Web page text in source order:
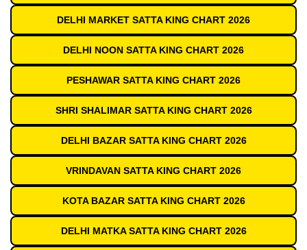
DELHI MARKET SATTA KING CHART 2026
DELHI NOON SATTA KING CHART 2026
PESHAWAR SATTA KING CHART 2026
SHRI SHALIMAR SATTA KING CHART 2026
DELHI BAZAR SATTA KING CHART 2026
VRINDAVAN SATTA KING CHART 2026
KOTA BAZAR SATTA KING CHART 2026
DELHI MATKA SATTA KING CHART 2026